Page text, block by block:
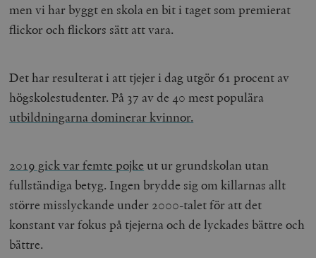
men vi har byggt en skola en bit i taget som premierat
flickor och flickors sätt att vara.
Det har resulterat i att tjejer i dag utgör 61 procent av
högskolestudenter. På 37 av de 40 mest populära
utbildningarna dominerar kvinnor.
2019 gick var femte pojke ut ur grundskolan utan
fullständiga betyg. Ingen brydde sig om killarnas allt
större misslyckande under 2000-talet för att det
konstant var fokus på tjejerna och de lyckades bättre och
bättre.